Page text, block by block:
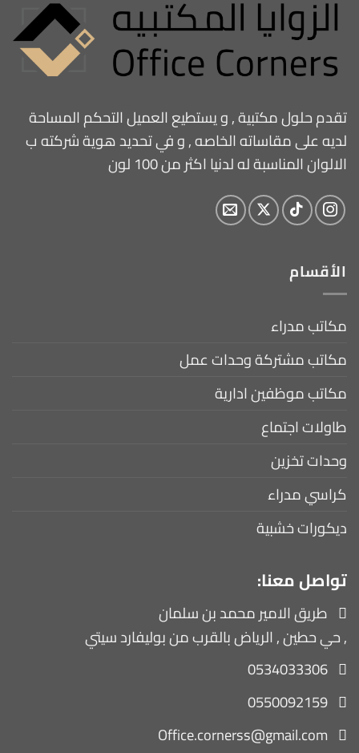
تقدم حلول مكتبية , و يستطيع العميل التحكم المساحة
لديه على مقاساته الخاصه , و في تحديد هوية شركته ب
الالوان المناسبة له لدنيا اكثر من 100 لون
الأقسام
مكاتب مدراء
مكاتب مشتركة وحدات عمل
مكاتب موظفين ادارية
طاولات اجتماع
وحدات تخزين
كراسي مدراء
ديكورات خشبية
تواصل معنا:
طريق الامير محمد بن سلمان
, حي حطين , الرياض بالقرب من بوليفارد سيتي
0534033306
0550092159
Office.cornerss@gmail.com